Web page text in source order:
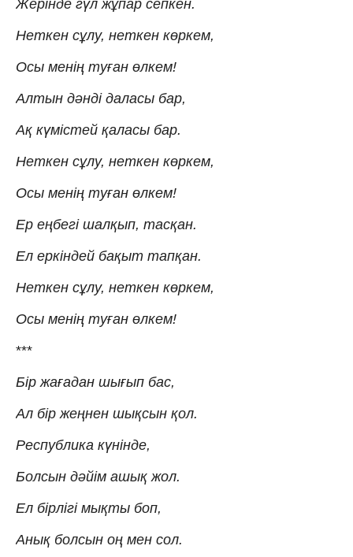
Жерінде гүл жұпар сепкен.
Неткен сұлу, неткен көркем,
Осы менің туған өлкем!
Алтын дәнді даласы бар,
Ақ күмістей қаласы бар.
Неткен сұлу, неткен көркем,
Осы менің туған өлкем!
Ер еңбегі шалқып, тасқан.
Ел еркіндей бақыт тапқан.
Неткен сұлу, неткен көркем,
Осы менің туған өлкем!
***
Бір жағадан шығып бас,
Ал бір жеңнен шықсын қол.
Республика күнінде,
Болсын дәйім ашық жол.
Ел бірлігі мықты боп,
Анық болсын оң мен сол.